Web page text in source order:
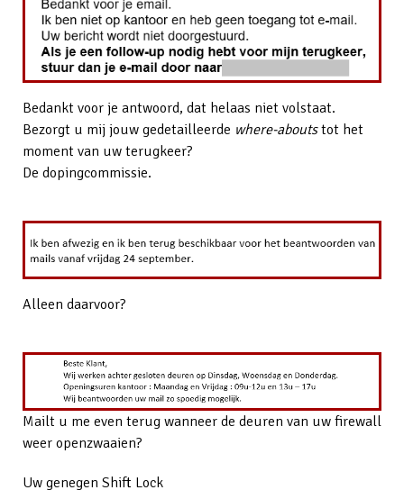
Bedankt voor je antwoord, dat helaas niet volstaat.
Bezorgt u mij jouw gedetailleerde where-aboutstot het
moment van uw terugkeer?
De dopingcommissie.
Alleen daarvoor?
Mailt u me even terug wanneer de deuren van uw firewall
weer openzwaaien?
Uw genegen Shift Lock